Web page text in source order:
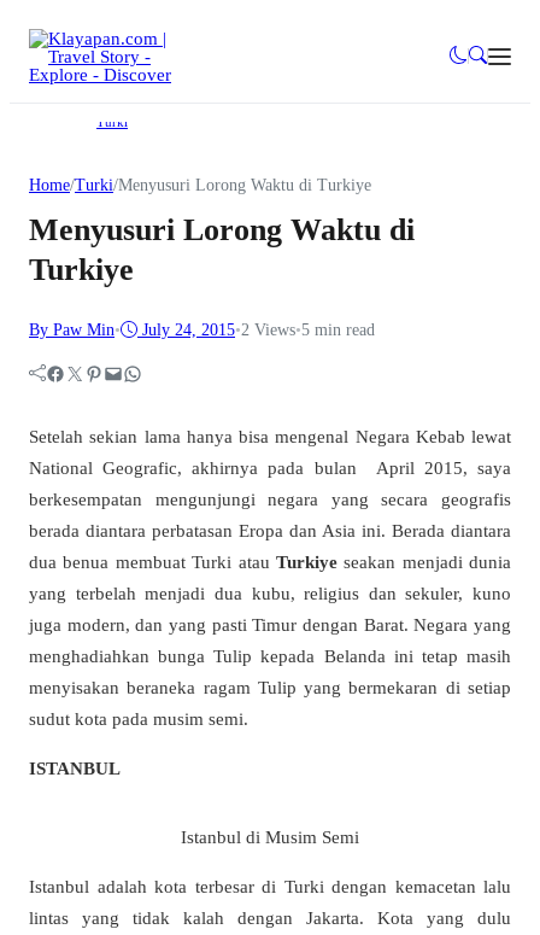
Turki
Home/Turki/Menyusuri Lorong Waktu di Turkiye
Menyusuri Lorong Waktu di
Turkiye
By Paw Min• July 24, 2015•2 Views•5 min read
Facebook Twitter Pinterest Mail WhatsApp
Setelah sekian lama hanya bisa mengenal Negara Kebab lewat
National Geografic, akhirnya pada bulan April 2015, saya
berkesempatan mengunjungi negara yang secara geografis
berada diantara perbatasan Eropa dan Asia ini. Berada diantara
dua benua membuat Turki atau Turkiyeseakan menjadi dunia
yang terbelah menjadi dua kubu, religius dan sekuler, kuno
juga modern, dan yang pasti Timur dengan Barat. Negara yang
menghadiahkan bunga Tulip kepada Belanda ini tetap masih
menyisakan beraneka ragam Tulip yang bermekaran di setiap
sudut kota pada musim semi.
ISTANBUL
Istanbul di Musim Semi
Istanbul adalah kota terbesar di Turki dengan kemacetan lalu
lintas yang tidak kalah dengan Jakarta. Kota yang dulu